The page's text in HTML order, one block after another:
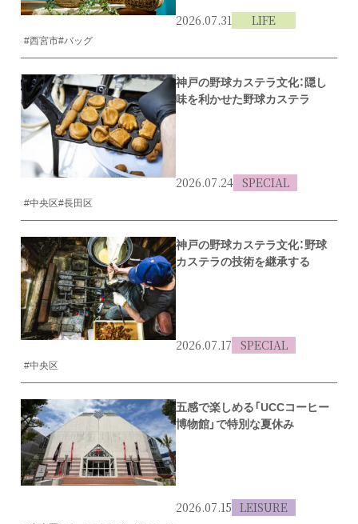
2026.07.31 LIFE
#西宮市#バッグ
神戸の野球カステラ文化：隠し
味を利かせた野球カステラ
2026.07.24 SPECIAL
#中央区#長田区
神戸の野球カステラ文化：野球
カステラの技術を継承する
2026.07.17 SPECIAL
#中央区
五感で楽しめる「UCCコーヒー
博物館」で特別な夏休み
2026.07.15 LEISURE